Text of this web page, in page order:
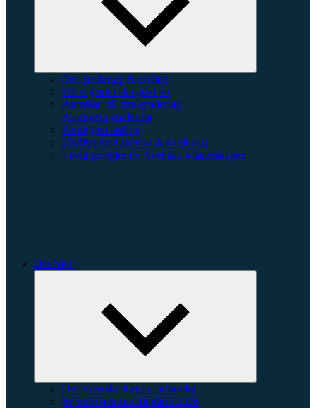
Om gradering & tävling
För dig som ska gradera
Anmälan till dan-gradering
Arrangera gradering
Arrangera tävling
Tävlingskort (kendo & naginata)
Tävlingsregler för Svenska Mästerskapen
Om SKF
Om Svenska Kendoförbundet
Styrelse och funktionärer 2026